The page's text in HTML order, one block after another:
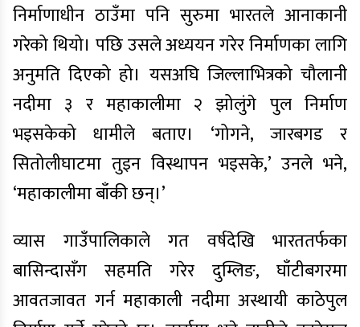
निर्माणाधीन ठाउँमा पनि सुरुमा भारतले आनाकानी
गरेको थियो। पछि उसले अध्ययन गरेर निर्माणका लागि
अनुमति दिएको हो। यसअघि जिल्लाभित्रको चौलानी
नदीमा ३ र महाकालीमा २ झोलुंगे पुल निर्माण
भइसकेको धामीले बताए। ‘गोगने, जारबगड र
सितोलीघाटमा तुइन विस्थापन भइसके,’ उनले भने,
‘महाकालीमा बाँकी छन्।’
व्यास गाउँपालिकाले गत वर्षदेखि भारततर्फका
बासिन्दासँग सहमति गरेर दुम्लिङ, घाँटीबगरमा
आवतजावत गर्न महाकाली नदीमा अस्थायी काठेपुल